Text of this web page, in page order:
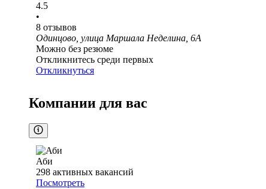
4.5
•
8 отзывов
Одинцово, улица Маршала Неделина, 6А
Можно без резюме
Откликнитесь среди первых
Откликнуться
Компании для вас
Аби
298 активных вакансий
Посмотреть